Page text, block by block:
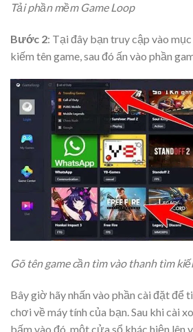
Tải phần mềm Game Loop
Bước 2: Tại đây bạn truy cập vào mục
kiếm tên game, sau đó ấn vào phần
Gõ tên game cần tìm vào thanh tìm
Bây giờ hãy nhấn vào phần cài đặt để
chơi về máy tính của bạn. Sau khi cài
bấm vào đó, một cửa sổ khác hiện lên